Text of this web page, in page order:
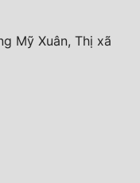
Mỹ Xuân, Thị xã